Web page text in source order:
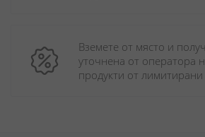
Вземете от място и
уточнена от оператора
продукти от лимитирани